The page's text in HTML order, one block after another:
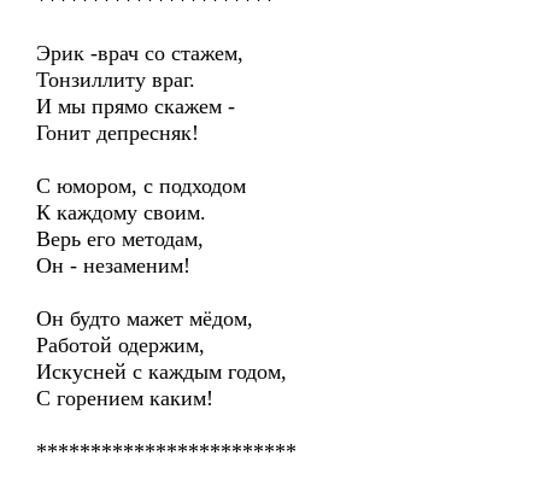
Эрик -врач со стажем,
Тонзиллиту враг.
И мы прямо скажем -
Гонит депресняк!
С юмором, с подходом
К каждому своим.
Верь его методам,
Он - незаменим!
Он будто мажет мёдом,
Работой одержим,
Искусней с каждым годом,
С горением каким!
************************